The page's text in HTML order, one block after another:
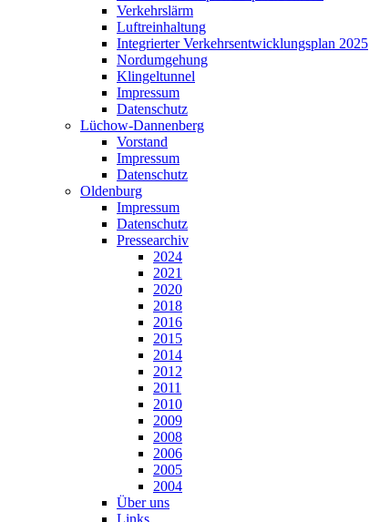
Verkehrslärm
Luftreinhaltung
Integrierter Verkehrsentwicklungsplan 2025
Nordumgehung
Klingeltunnel
Impressum
Datenschutz
Lüchow-Dannenberg
Vorstand
Impressum
Datenschutz
Oldenburg
Impressum
Datenschutz
Pressearchiv
2024
2021
2020
2018
2016
2015
2014
2012
2011
2010
2009
2008
2006
2005
2004
Über uns
Links